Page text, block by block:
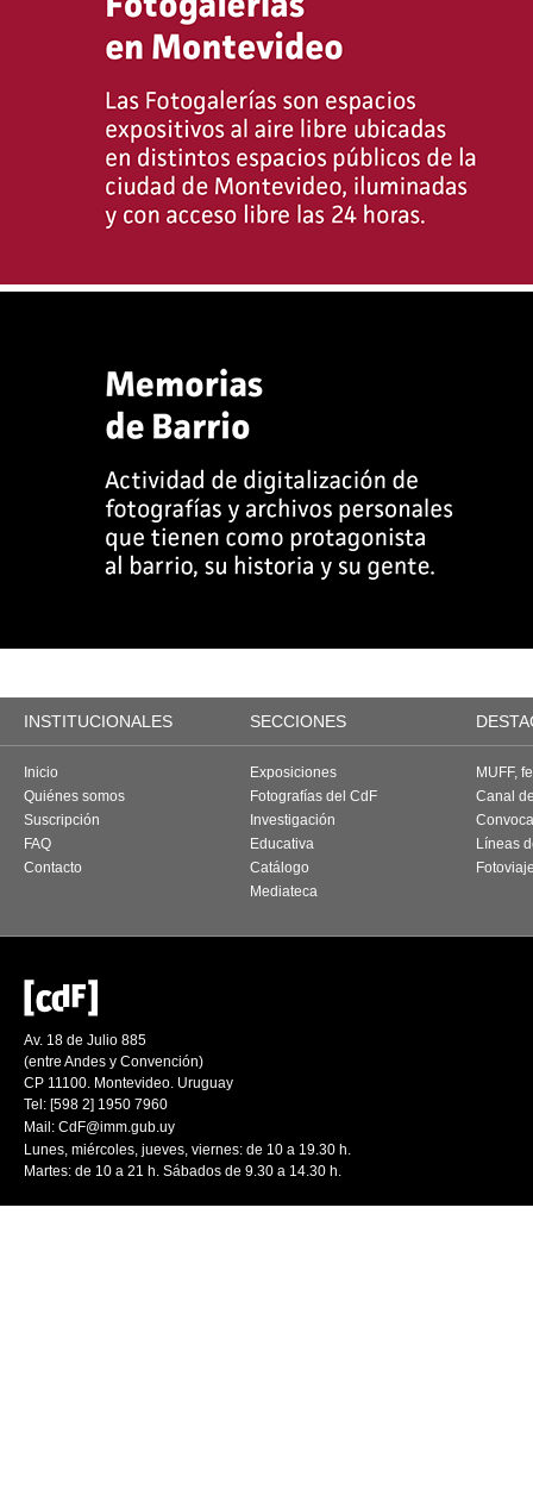
INSTITUCIONALES SECCIONES
Inicio
Quiénes somos
Suscripción
FAQ
Contacto
Exposiciones
Fotografías del CdF
Investigación
Educativa
Catálogo
Mediateca
MUFF,
Canal
Líneas
Av. 18 de Julio 885
(entre Andes y Convención)
CP 11100. Montevideo. Uruguay
Tel: [598 2] 1950 7960
Mail: CdF@imm.gub.uy
Lunes, miércoles, jueves, viernes: de 10 a 19.30 h.
Martes: de 10 a 21 h. Sábados de 9.30 a 14.30 h.